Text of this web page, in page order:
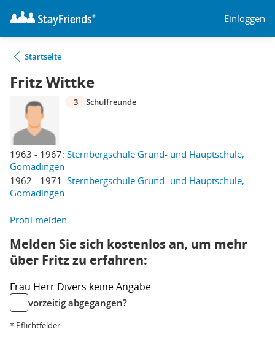
Einloggen
Startseite
Fritz Wittke
1963 - 1967: Sternbergschule Grund- und Hauptschule,
Gomadingen
1962 - 1971: Sternbergschule Grund- und Hauptschule,
Gomadingen
3 Schulfreunde
Profil melden
Melden Sie sich kostenlos an, um mehr
über Fritz zu erfahren:
Frau Herr Divers keine Angabe
vorzeitig abgegangen?
* Pflichtfelder